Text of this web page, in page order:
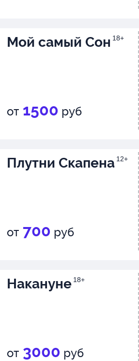
Мой самый Сон 18+
от 1500 руб
Плутни Скапена 12+
от 700 руб
Накануне 18+
от 3000 руб